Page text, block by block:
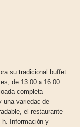
su tradicional buffet
de 13:00 a 16:00.
completa
una variedad de
el restaurante
h. Información y